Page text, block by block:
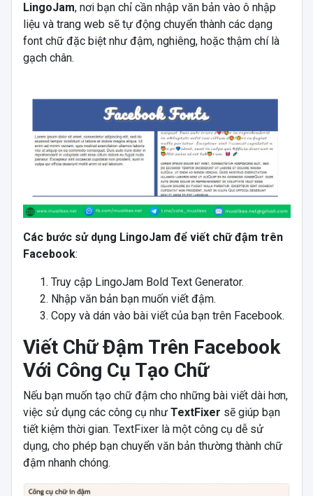
LingoJam, nơi bạn chỉ cần nhập văn bản vào ô nhập
liệu và trang web sẽ tự động chuyển thành các dạng
font chữ đặc biệt như đậm, nghiêng, hoặc thậm chí là
gạch chân.
Các bước sử dụng LingoJam để viết chữ đậm trên
Facebook:
Truy cập LingoJamBold TextGenerator.
Nhập văn bản bạn muốn viết đậm.
Copy và dán vào bài viết của bạn trên Facebook.
Viết Chữ Đậm Trên Facebook
Với Công Cụ Tạo Chữ
Nếu bạn muốn tạo chữ đậm cho những bài viết dài hơn,
việc sử dụng các công cụ như TextFixer sẽ giúp bạn
tiết kiệm thời gian. TextFixer là một công cụ dễ sử
dụng, cho phép bạn chuyển văn bản thường thành chữ
đậm nhanh chóng.